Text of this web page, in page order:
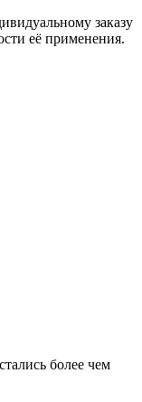
заказу
её применения.
более чем